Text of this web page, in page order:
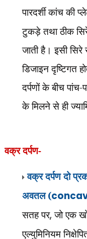
पारदर्शी कांच की
टुकड़े तथा ठीक
जाती है। इसी
डिजाइन दृष्टिगत
दर्पणों के बीच
के मिलने से ही
वक्र दर्पण-
वक्र दर्पण दो
अवतल (
सतह पर,जो एक
एल्युमिनियम